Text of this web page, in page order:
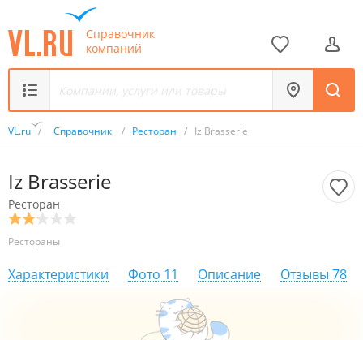
Справочник
компаний
VL.ru / Справочник / Ресторан / Iz Brasserie
Iz Brasserie
Ресторан
Рестораны
Характеристики Фото 11 Описание Отзывы 78